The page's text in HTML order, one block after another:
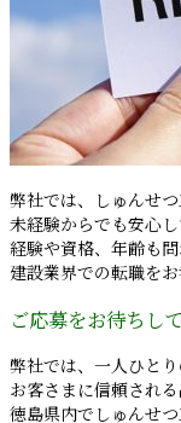
弊社では、しゅんせ
未経験からでも安心
経験や資格、年齢も
建設業界での転職を
ご応募をお待ちし
弊社では、一人ひとり
お客さまに信頼され
徳島県内でしゅんせ